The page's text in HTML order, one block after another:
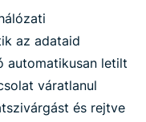
az adataid
automatikusan letilt
váratlanul
és rejtve